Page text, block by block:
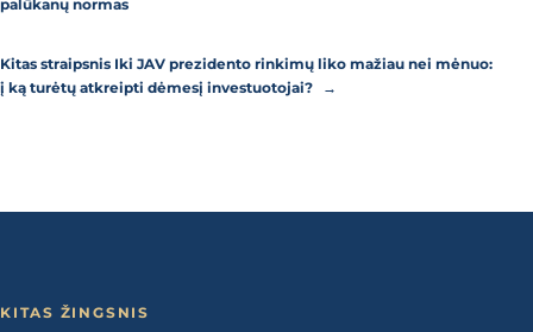
palūkanų normas
Kitas straipsnis Iki JAV prezidento rinkimų liko mažiau nei mėnuo:
į ką turėtų atkreipti dėmesį investuotojai?
→
KITAS ŽINGSNIS